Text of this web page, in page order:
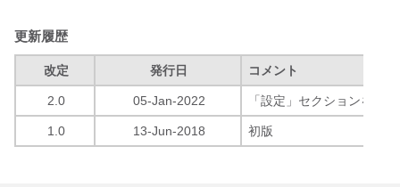
更新履歴
改定 発行日 コメント
2.0 05-Jan-2022 「設定」セクションを更
1.0 13-Jun-2018 初版